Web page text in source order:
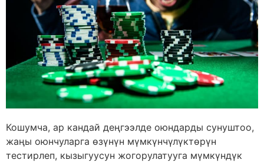
Кошумча, ар кандай деңгээлде оюндарды сунуштоо,
жаңы оюнчуларга өзүнүн мүмкүнчүлүктөрүн
тестирлеп, кызыгуусун жогорулатууга мүмкүндүк